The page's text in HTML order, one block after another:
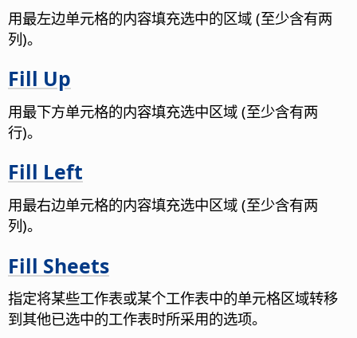
用最左边单元格的内容填充选中的区域 (至少含有两
列)。
Fill Up
用最下方单元格的内容填充选中区域 (至少含有两
行)。
Fill Left
用最右边单元格的内容填充选中区域 (至少含有两
列)。
Fill Sheets
指定将某些工作表或某个工作表中的单元格区域转移
到其他已选中的工作表时所采用的选项。